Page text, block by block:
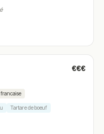
€€€
Tartare de boeuf